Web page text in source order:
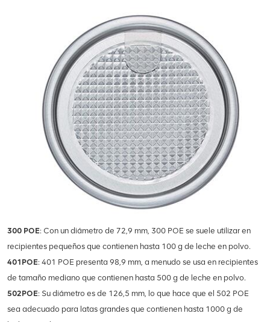
300 POE: Con un diámetro de 72,9 mm, 300 POE se suele utilizar en
recipientes pequeños que contienen hasta 100 g de leche en polvo.
401POE: 401 POE presenta 98,9 mm, a menudo se usa en recipientes
de tamaño mediano que contienen hasta 500 g de leche en polvo.
502POE: Su diámetro es de 126,5 mm, lo que hace que el 502 POE
sea adecuado para latas grandes que contienen hasta 1000 g de